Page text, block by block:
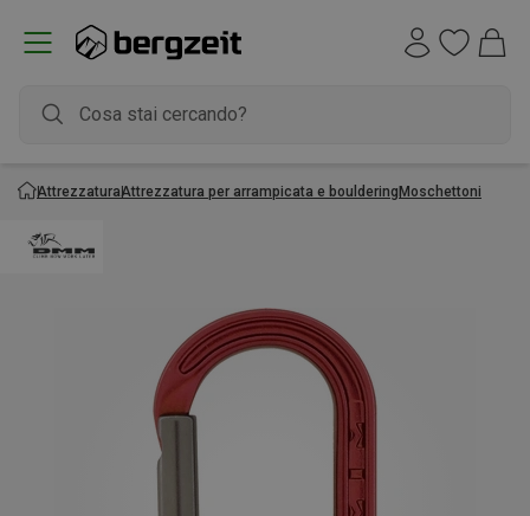
AttrezzaturaAttrezzatura per arrampicata e boulderingMoschettoni